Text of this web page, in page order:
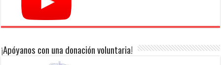
¡Apóyanos con una donación voluntaria!